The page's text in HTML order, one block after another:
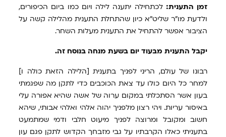
זמן התענית:לכתחילה יתענה לילה ויום כמו ביום הכיפורים,
ולדעת מו"ר שליט"א כיון שהתחלת התענית מהלילה קשה על
הציבור אפשר להתחיל את התענית מעלות השחר.
יקבל התענית מבעוד יום בשעת מנחה בנוסח זה.
רבונו של עולם, הריני לפניך בתענית [הלילה הזאת כולה ו]
למחר כל היום כולו עד צאת הכוכבים כדי לתקן מה שפגמתי
בעון אשר הסתכלתי במקום ערוה של אשה שהיא אפורה עלי
באיסור עריות. ויהי רצון מלפניך יהוה אלהי ואלהי אבותי, שיהא
חשוב ומקובל ומרוצה לפניך מיעוט חלבי ודמי שמתמעט
בתעניתי כאלו הקרבתיו על גבי מזבחך הקדוש לתקן פגם עון